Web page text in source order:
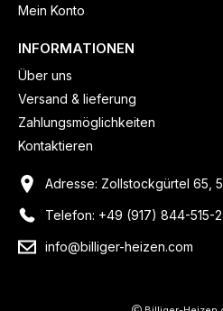
Mein Konto
INFORMATIONEN
Über uns
Versand & lieferung
Zahlungsmöglichkeiten
Kontaktieren
Adresse: Zollstockgürtel 65,
Telefon: +49 (917) 844-515-
info@billiger-heizen.com